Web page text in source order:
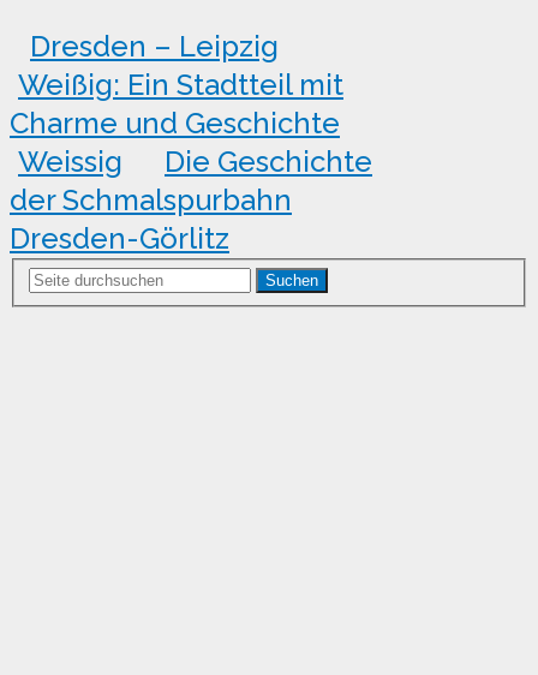
Dresden – Leipzig
Weißig: Ein Stadtteil mit
Charme und Geschichte
Weissig
Die Geschichte
der Schmalspurbahn
Dresden-Görlitz
Suchen